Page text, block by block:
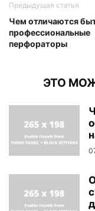
Предыдущая статья
Чем отличаются
профессиональные
перфораторы
ЭТО